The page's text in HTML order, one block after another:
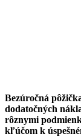
Bezúročná
dodatočných
rôznymi
kľúčom k